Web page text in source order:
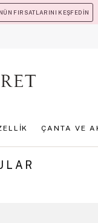
FIRSATLARINI KEŞFEDİN
ÇANTA VE